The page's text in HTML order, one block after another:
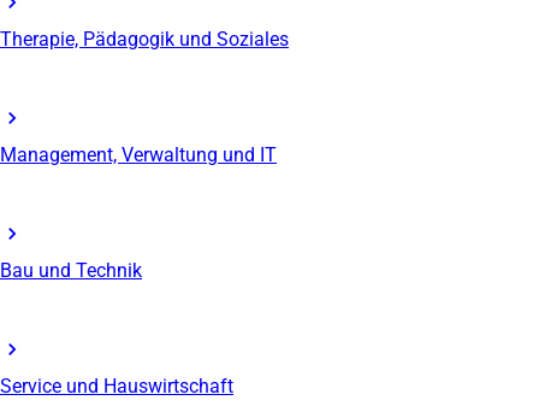
Therapie, Pädagogik und Soziales
Management, Verwaltung und IT
Bau und Technik
Service und Hauswirtschaft